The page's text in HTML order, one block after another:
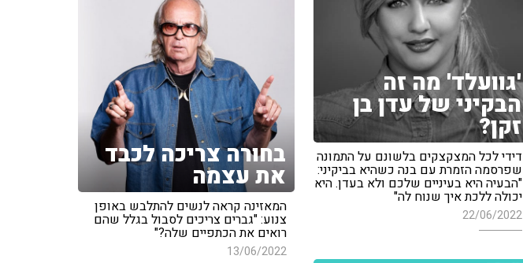
'גוועלד' מה זה
הבקיני של עדן בן
זקן?
דידי לכל המצקצקים בלשונם על התמונה
שפרסמה הזמרת עם בנה כשהיא בביקיני:
"הבעיה היא בעיניים שלכם ולא בעדן. היא
יכולה ללכת איך שנוח לה"
22/06/2022
בחורה צריכה לכבד
את עצמה
המאזינה קראה לנשים להתלבש באופן
צנוע: "גברים צריכים לסבול בגלל שהם
רואים את הכתפיים שלה?"
13/06/2022